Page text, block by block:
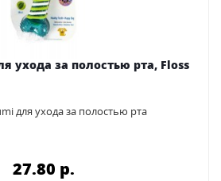
ухода за полостью рта, Floss
для ухода за полостью рта
27.80 p.